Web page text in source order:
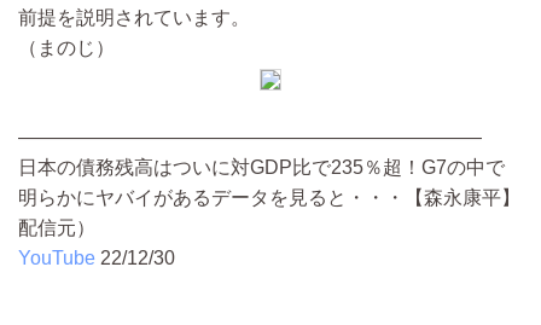
前提を説明されています。
（まのじ）
————————————————————————
日本の債務残高はついに対GDP比で235％超！G7の中で
明らかにヤバイがあるデータを見ると・・・【森永康平】
配信元）
YouTube 22/12/30